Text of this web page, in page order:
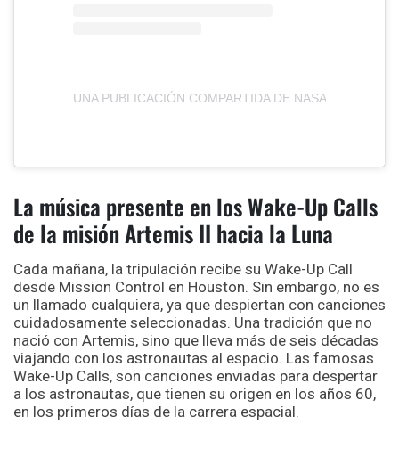
UNA PUBLICACIÓN COMPARTIDA DE NASA ARTEMIS
La música presente en los Wake-Up Calls
de la misión Artemis II hacia la Luna
Cada mañana, la tripulación recibe su Wake-Up Call
desde Mission Control en Houston. Sin embargo, no es
un llamado cualquiera, ya que despiertan con canciones
cuidadosamente seleccionadas. Una tradición que no
nació con Artemis, sino que lleva más de seis décadas
viajando con los astronautas al espacio. Las famosas
Wake-Up Calls, son canciones enviadas para despertar
a los astronautas, que tienen su origen en los años 60,
en los primeros días de la carrera espacial.